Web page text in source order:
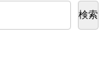
検索